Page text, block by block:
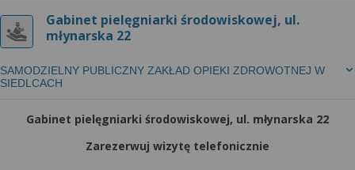
Gabinet pielęgniarki środowiskowej, ul.
młynarska 22
SAMODZIELNY PUBLICZNY ZAKŁAD OPIEKI ZDROWOTNEJ W
SIEDLCACH
Gabinet pielęgniarki środowiskowej, ul. młynarska 22
Zarezerwuj wizytę telefonicznie